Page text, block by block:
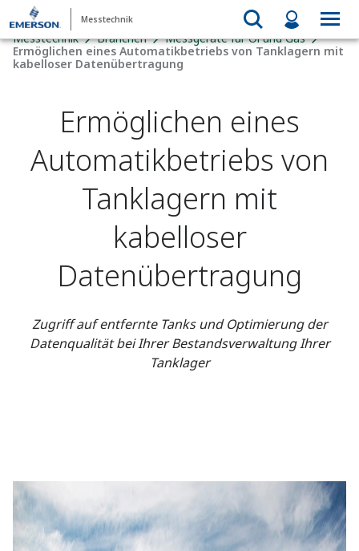
Messtechnik
Messtechnik Branchen
Messgeräte für Öl und Gas
Ermöglichen eines Automatikbetriebs von Tanklagern mit
kabelloser Datenübertragung
Ermöglichen eines
Automatikbetriebs von
Tanklagern mit
kabelloser
Datenübertragung
Zugriff auf entfernte Tanks und Optimierung der
Datenqualität bei Ihrer Bestandsverwaltung Ihrer
Tanklager